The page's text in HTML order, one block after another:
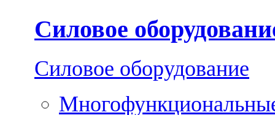
Силовое
Силовое оборудование